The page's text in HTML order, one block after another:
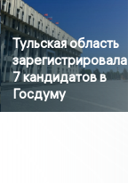
Тульская область
зарегистрировала
7 кандидатов в
Госдуму